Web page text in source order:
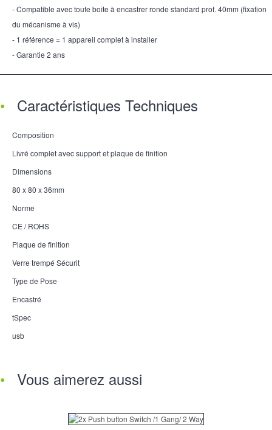
- Compatible avec toute boîte à encastrer ronde standard prof. 40mm (fixation
du mécanisme à vis)
- 1 référence = 1 appareil complet à installer
- Garantie 2 ans
Caractéristiques Techniques
Composition
Livré complet avec support et plaque de finition
Dimensions
80 x 80 x 36mm
Norme
CE / ROHS
Plaque de finition
Verre trempé Sécurit
Type de Pose
Encastré
tSpec
usb
Vous aimerez aussi